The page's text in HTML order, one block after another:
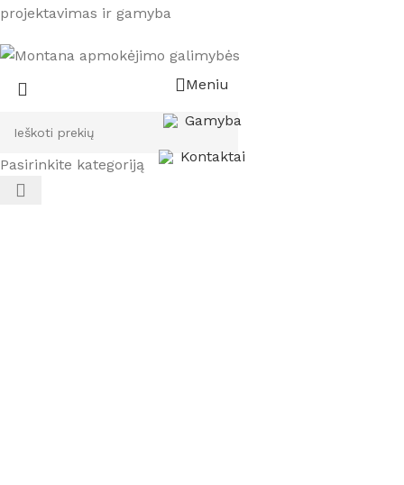
projektavimas ir gamyba
Pasirinkite kategoriją
Meniu
Gamyba
Kontaktai